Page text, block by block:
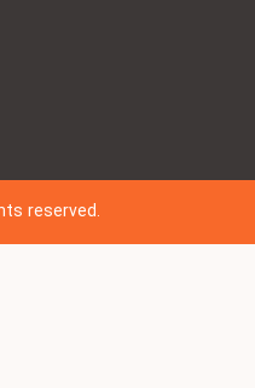
reserved.